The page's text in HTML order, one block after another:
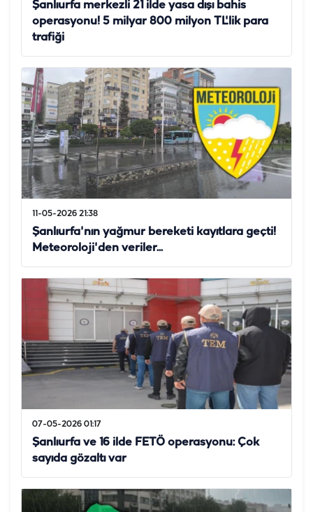
Şanlıurfa merkezli 21 ilde yasa dışı bahis
operasyonu! 5 milyar 800 milyon TL'lik para
trafiği
11-05-2026 21:38
Şanlıurfa'nın yağmur bereketi kayıtlara geçti!
Meteoroloji'den veriler...
07-05-2026 01:17
Şanlıurfa ve 16 ilde FETÖ operasyonu: Çok
sayıda gözaltı var